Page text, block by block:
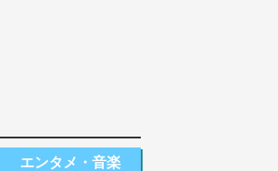
エンタメ・音楽